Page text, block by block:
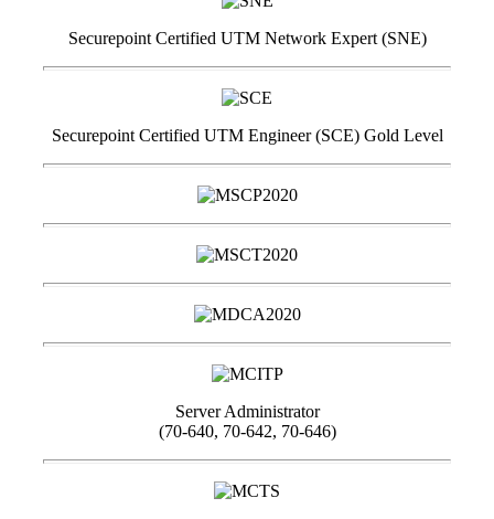
Securepoint Certified UTM Network Expert (SNE)
Securepoint Certified UTM Engineer (SCE) Gold Level
Server Administrator
(70-640, 70-642, 70-646)